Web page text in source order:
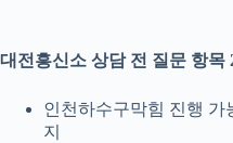
대전흥신소 상담 전 질문 항목
인천하수구막힘 진행 가
지